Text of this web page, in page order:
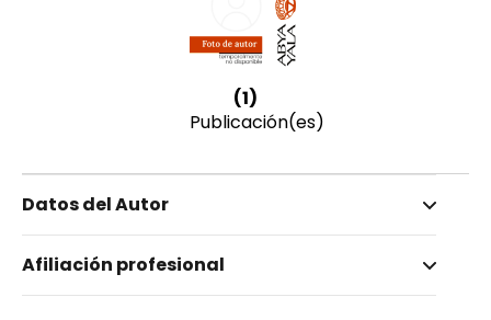
(1)
Publicación(es)
Datos del Autor
Pérez Salazar, Nancy Margiel
Afiliación profesional